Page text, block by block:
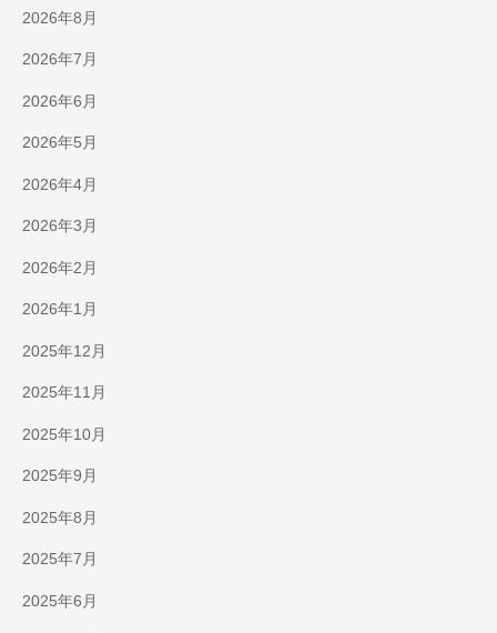
2026年8月
2026年7月
2026年6月
2026年5月
2026年4月
2026年3月
2026年2月
2026年1月
2025年12月
2025年11月
2025年10月
2025年9月
2025年8月
2025年7月
2025年6月